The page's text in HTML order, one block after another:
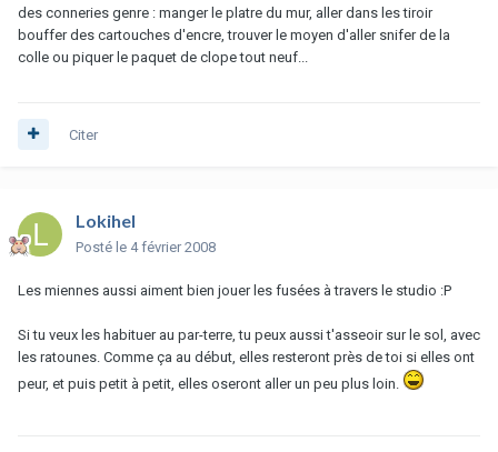
des conneries genre : manger le platre du mur, aller dans les tiroir
bouffer des cartouches d'encre, trouver le moyen d'aller snifer de la
colle ou piquer le paquet de clope tout neuf...
Citer
Lokihel
Posté le 4 février 2008
Les miennes aussi aiment bien jouer les fusées à travers le studio :P
Si tu veux les habituer au par-terre, tu peux aussi t'asseoir sur le sol, avec
les ratounes. Comme ça au début, elles resteront près de toi si elles ont
peur, et puis petit à petit, elles oseront aller un peu plus loin.